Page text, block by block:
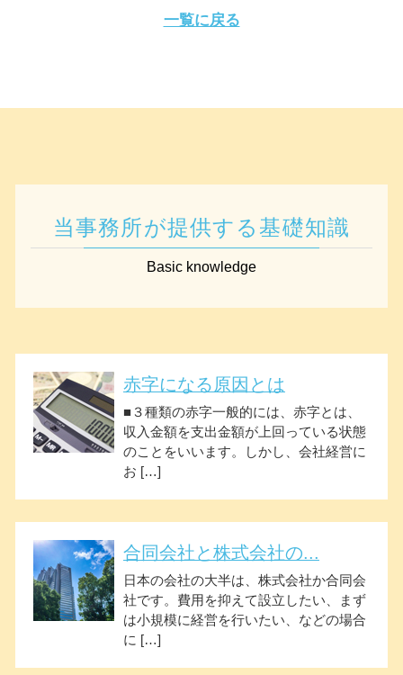
一覧に戻る
当事務所が提供する基礎知識
Basic knowledge
赤字になる原因とは
■３種類の赤字一般的には、赤字とは、
収入金額を支出金額が上回っている状態
のことをいいます。しかし、会社経営に
お […]
合同会社と株式会社の...
日本の会社の大半は、株式会社か合同会
社です。費用を抑えて設立したい、まず
は小規模に経営を行いたい、などの場合
に […]